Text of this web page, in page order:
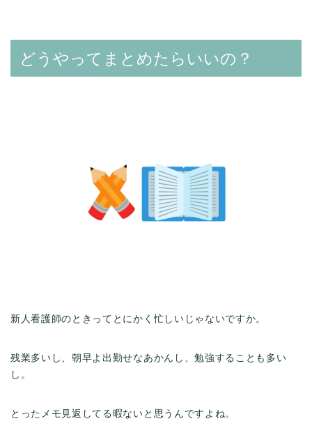
どうやってまとめたらいいの？
新人看護師のときってとにかく忙しいじゃないですか。
残業多いし、朝早よ出勤せなあかんし、勉強することも多い
し。
とったメモ見返してる暇ないと思うんですよね。